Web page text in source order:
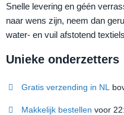
Snelle levering en géén
naar wens zijn, neem dan
water- en vuil afstotend
Unieke onderzetters
Gratis verzending in NL
Makkelijk bestellen voor